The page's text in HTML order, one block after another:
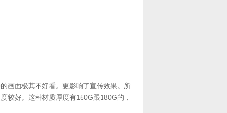
画面极其不好看。更影响了宣传效果。所
较好。这种材质厚度有150G跟180G的，